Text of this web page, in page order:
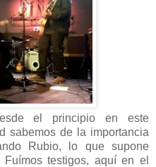
el principio en este
sabemos de la importancia
Rubio, lo que supone
testigos, aquí en el